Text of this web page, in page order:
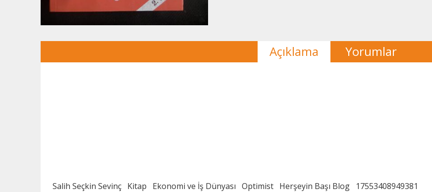
Açıklama Yorumlar
Salih Seçkin Sevinç Kitap Ekonomi ve İş Dünyası Optimist Herşeyin Başı Blog 17553408949381